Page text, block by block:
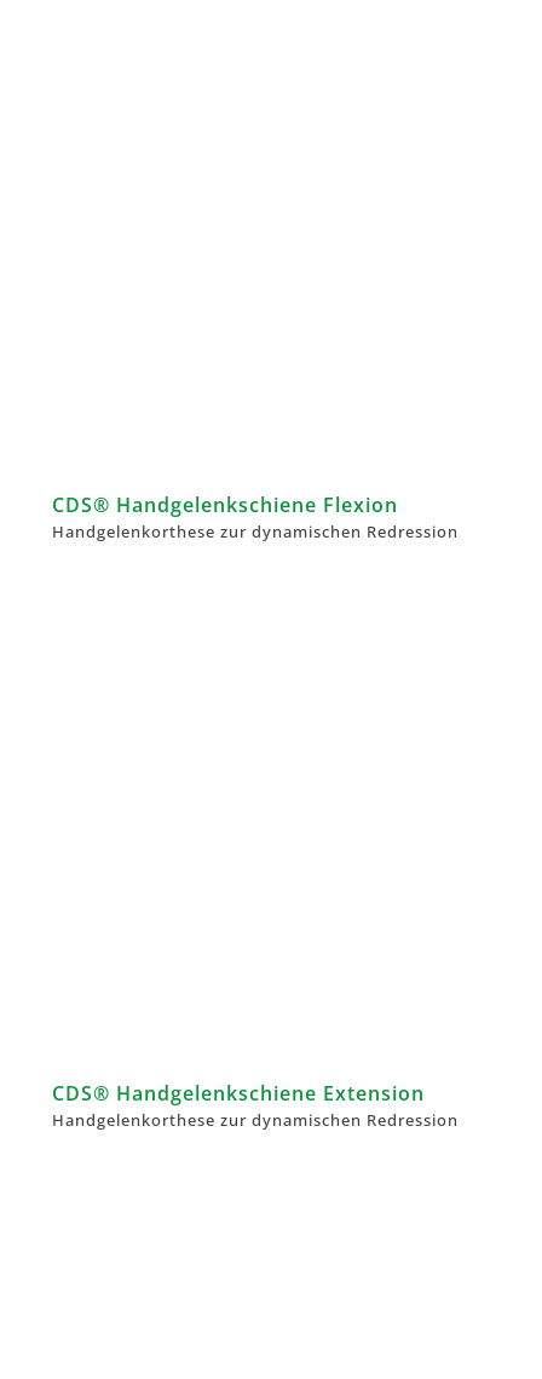
CDS® Handgelenkschiene Flexion
Handgelenkorthese zur dynamischen Redression
CDS® Handgelenkschiene Extension
Handgelenkorthese zur dynamischen Redression